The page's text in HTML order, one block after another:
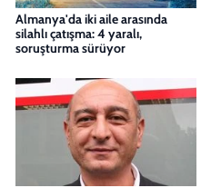
Almanya'da iki aile arasında
silahlı çatışma: 4 yaralı,
soruşturma sürüyor